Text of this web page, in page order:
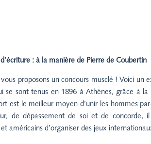
: à la manière de Pierre de Coubertin
proposons un concours musclé ! Voici
se sont tenus en 1896 à Athènes, grâce à
est le meilleur moyen d’unir les hommes
de dépassement de soi et de
américains d’organiser des jeux